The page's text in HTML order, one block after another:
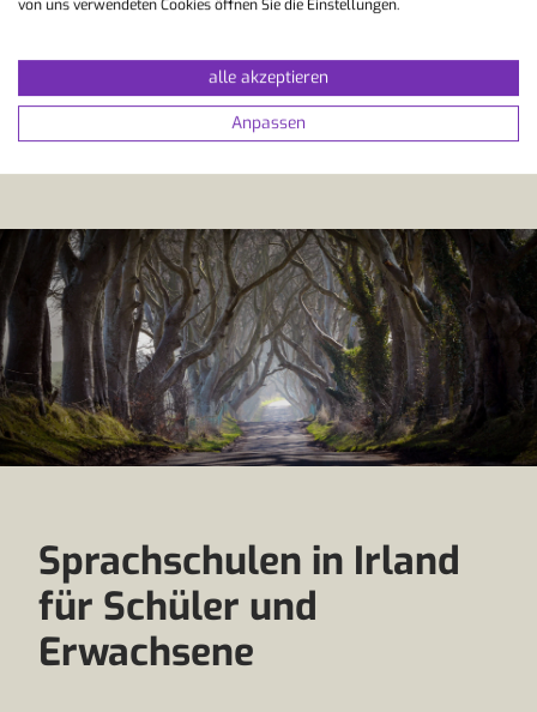
best cures.”
Irisches Sprichwort
Sprachschulen in Irland
für Schüler und
Erwachsene
von uns verwendeten Cookies öffnen Sie die Einstellungen.
alle akzeptieren
Anpassen